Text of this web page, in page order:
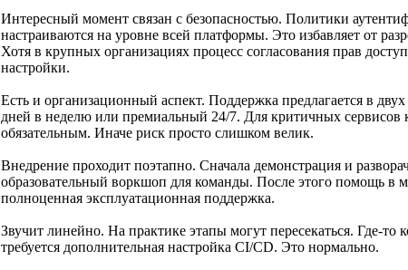
Интересный момент связан с безопасностью. Политики
настраиваются на уровне всей платформы. Это избавляет от
Хотя в крупных организациях процесс согласования прав
настройки.
Есть и организационный аспект. Поддержка предлагается в
дней в неделю или премиальный 24/7. Для критичных сервисов
обязательным. Иначе риск просто слишком велик.
Внедрение проходит поэтапно. Сначала демонстрация и
образовательный воркшоп для команды. После этого помощь в
полноценная эксплуатационная поддержка.
Звучит линейно. На практике этапы могут пересекаться. Где-то
требуется дополнительная настройка CI/CD. Это нормально.